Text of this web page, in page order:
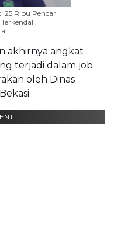
25 Ribu Pencari
akhirnya angkat
terjadi dalam job
oleh Dinas